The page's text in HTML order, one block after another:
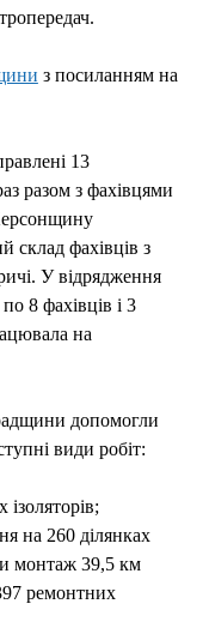
з посиланням на
13
разом з фахівцями
склад фахівців з
У відрядження
8 фахівців і 3
на
допомогли
види робіт:
на 260 ділянках
монтаж 39,5 км
ремонтних